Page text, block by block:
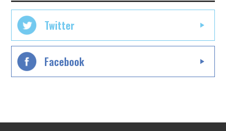
Twitter
Facebook